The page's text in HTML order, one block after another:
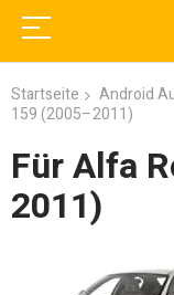
Startseite Android
159 (2005–2011)
Für Alfa
2011)